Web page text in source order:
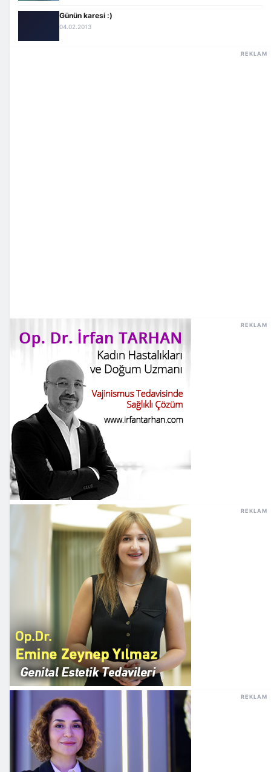
Günün karesi :)
04.02.2013
REKLAM
REKLAM
REKLAM
REKLAM